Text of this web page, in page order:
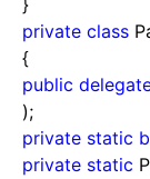
}
private class
{
public
);
private static
private static